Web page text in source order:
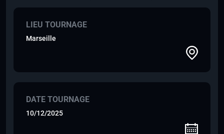
LIEU TOURNAGE
Marseille
DATE TOURNAGE
10/12/2025